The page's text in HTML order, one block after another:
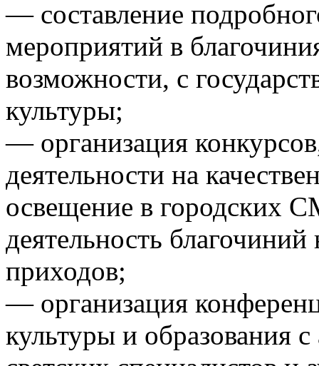
— составление
мероприятий в
возможности, с
культуры;
— организация
деятельности на
освещение в городских
деятельность
приходов;
— организация
культуры и образования